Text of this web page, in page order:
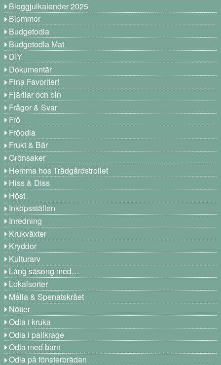
Bloggjulkalender 2025
Blommor
Budgetodla
Budgetodla Mat
DIY
Dokumentär
Fina Favoriter!
Fjärilar och bin
Frågor & Svar
Frö
Fröodla
Frukt & Bär
Grönsaker
Hemma hos Trädgårdstrollet
Hiss & Diss
Höst
Inköpsställen
Inredning
Krukväxter
Kryddor
Kulturarv
Lång säsong med…
Lokalsorter
Målla & Spenatskrået
Nötter
Odla i kruka
Odla i pallkrage
Odla med barn
Odla på fönsterbrädan